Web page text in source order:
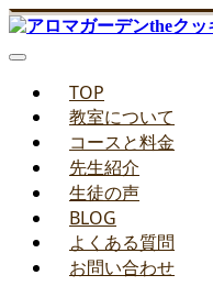
TOP
教室について
コースと料金
先生紹介
生徒の声
BLOG
よくある質問
お問い合わせ